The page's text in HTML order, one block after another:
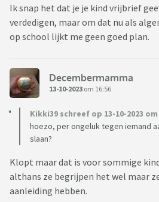
Ik snap het dat je je kind vrijbrief
verdedigen, maar om dat nu als
op school lijkt me geen goed plan.
Decembermamma
13-10-2023 om 16:56
Kikki39 schreef op 13-10-2023 om
hoezo, per ongeluk tegen iemand
slaan?
Klopt maar dat is voor sommige
althans ze begrijpen het wel maar
aanleiding hebben.